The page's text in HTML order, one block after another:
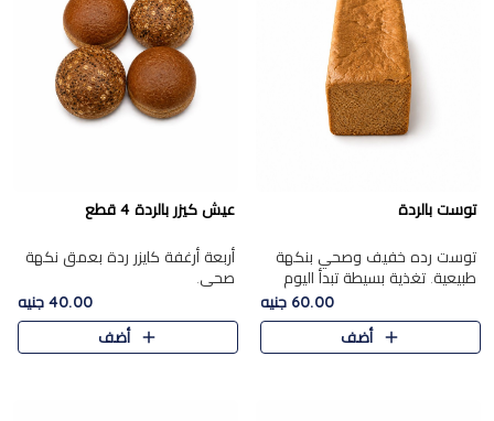
توست بالردة
توست رده خفيف وصحي بنكهة
طبيعية. تغذية بسيطة تبدأ اليوم
60.00 جنيه
أضف
عيش كيزر بالردة 4 قطع
أربعة أرغفة كايزر ردة بعمق نكهة
صحي.
40.00 جنيه
أضف